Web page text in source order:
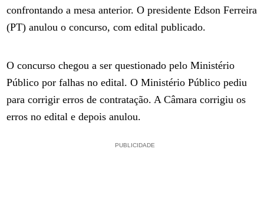
confrontando a mesa anterior. O presidente Edson Ferreira
(PT) anulou o concurso, com edital publicado.
O concurso chegou a ser questionado pelo Ministério
Público por falhas no edital. O Ministério Público pediu
para corrigir erros de contratação. A Câmara corrigiu os
erros no edital e depois anulou.
PUBLICIDADE